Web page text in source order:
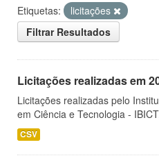
Etiquetas:
licitações
Filtrar Resultados
Licitações realizadas em
Licitações realizadas pelo
em Ciência e Tecnologia -
CSV